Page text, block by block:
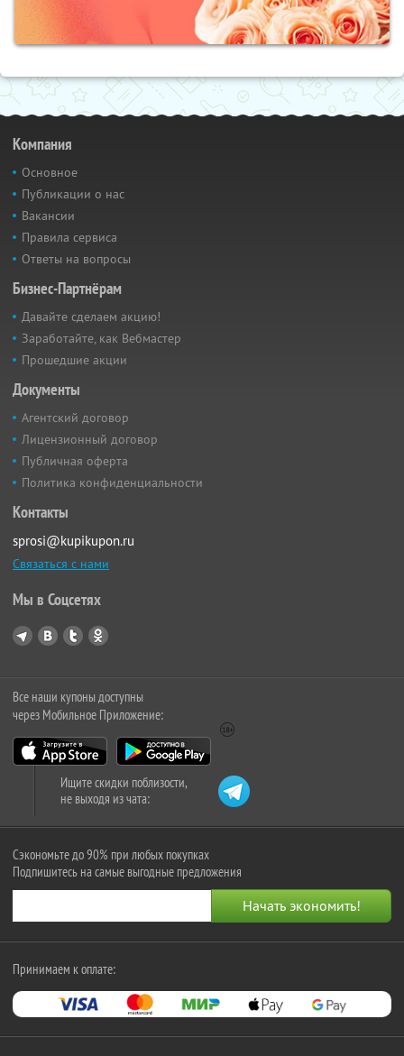
Компания
Основное
Публикации о нас
Вакансии
Правила сервиса
Ответы на вопросы
Бизнес-Партнёрам
Давайте сделаем акцию!
Заработайте, как Вебмастер
Прошедшие акции
Документы
Агентский договор
Лицензионный договор
Публичная оферта
Политика конфиденциальности
Контакты
sprosi@kupikupon.ru
Связаться с нами
Мы в Соцсетях
Все наши купоны доступны
через Мобильное Приложение:
Ищите скидки поблизости,
не выходя из чата:
Сэкономьте до 90% при любых покупках
Подпишитесь на самые выгодные предложения
Принимаем к оплате: